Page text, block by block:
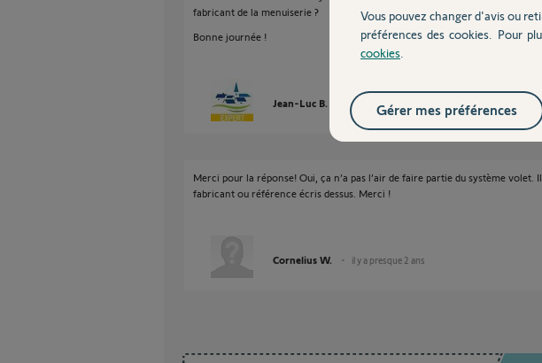
fabricant de la menuiserie ?
Bonne journée !
Jean-Luc B. il y a presque 2 ans
Merci pour la réponse! Oui, ça n’a pas l’air de faire partie du système volet. Il
fabricant ou référence écris dessus. Merci !
Cornelius W. il y a presque 2 ans
Vous pouvez changer d'avis ou
préférences des cookies. Pour
cookies
Gérer mes préférences